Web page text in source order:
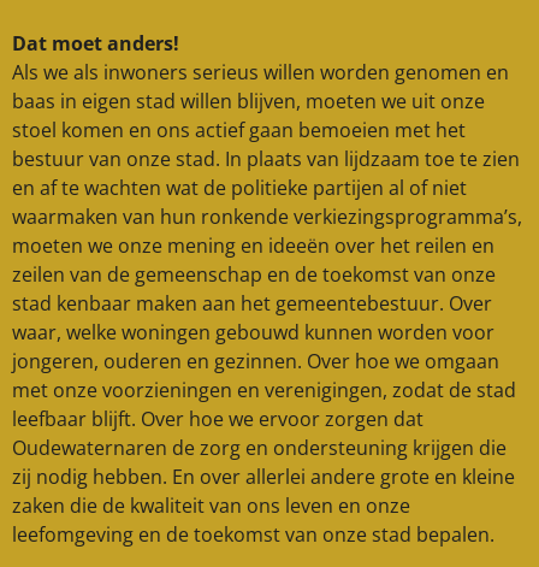
Dat moet anders!
Als we als inwoners serieus willen worden genomen en
baas in eigen stad willen blijven, moeten we uit onze
stoel komen en ons actief gaan bemoeien met het
bestuur van onze stad. In plaats van lijdzaam toe te zien
en af te wachten wat de politieke partijen al of niet
waarmaken van hun ronkende verkiezingsprogramma’s,
moeten we onze mening en ideeën over het reilen en
zeilen van de gemeenschap en de toekomst van onze
stad kenbaar maken aan het gemeentebestuur. Over
waar, welke woningen gebouwd kunnen worden voor
jongeren, ouderen en gezinnen. Over hoe we omgaan
met onze voorzieningen en verenigingen, zodat de stad
leefbaar blijft. Over hoe we ervoor zorgen dat
Oudewaternaren de zorg en ondersteuning krijgen die
zij nodig hebben. En over allerlei andere grote en kleine
zaken die de kwaliteit van ons leven en onze
leefomgeving en de toekomst van onze stad bepalen.